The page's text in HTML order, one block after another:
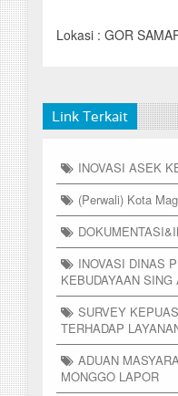
Lokasi : GOR
Link Terkait
INOVASI ASEK
(Perwali) Kota
INOVASI DINAS
KEBUDAYAAN SING
SURVEY
TERHADAP
ADUAN
MONGGO LAPOR